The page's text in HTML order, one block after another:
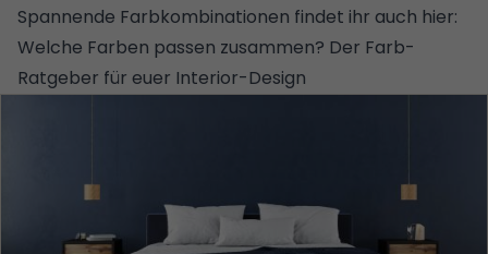
Spannende Farbkombinationen findet ihr auch hier:
Welche Farben passen zusammen? Der Farb-
Ratgeber für euer Interior-Design